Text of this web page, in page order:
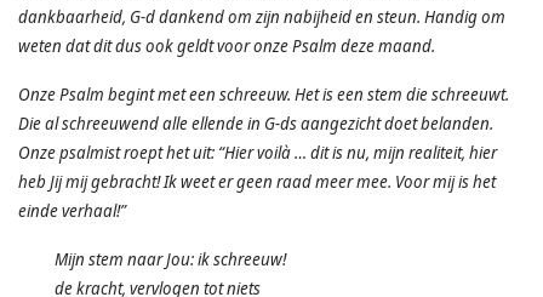
dankbaarheid, G-d dankend om zijn nabijheid en steun. Handig om
weten dat dit dus ook geldt voor onze Psalm deze maand.
Onze Psalm begint met een schreeuw. Het is een stem die schreeuwt.
Die al schreeuwend alle ellende in G-ds aangezicht doet belanden.
Onze psalmist roept het uit: “Hier voilà … dit is nu, mijn realiteit, hier
heb Jij mij gebracht! Ik weet er geen raad meer mee. Voor mij is het
einde verhaal!”
Mijn stem naar Jou: ik schreeuw!
de kracht, vervlogen tot niets